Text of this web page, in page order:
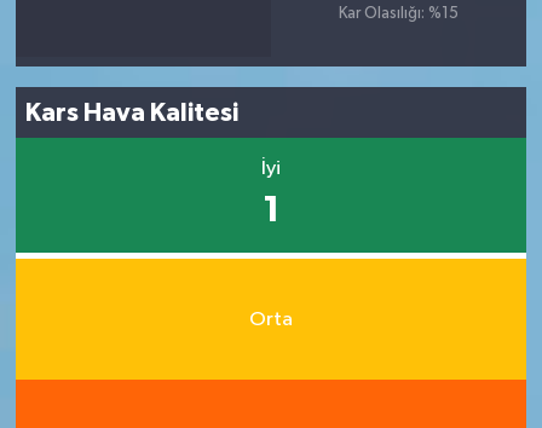
Kar Olasılığı: %15
Kars Hava Kalitesi
İyi
1
Orta